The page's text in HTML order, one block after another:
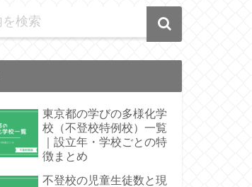
東京都の学びの多様化学
校（不登校特例校）一覧
｜設立年・学校ごとの特
徴まとめ
不登校の児童生徒数と現